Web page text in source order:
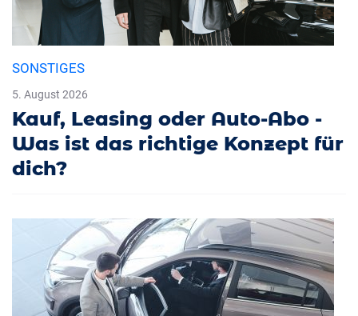
SONSTIGES
5. August 2026
Kauf, Leasing oder Auto-Abo -
Was ist das richtige Konzept für
dich?